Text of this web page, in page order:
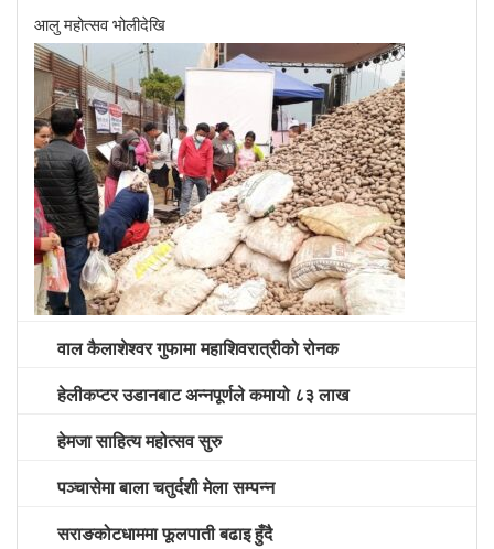
आलु महोत्सव भोलीदेखि
वाल कैलाशेश्वर गुफामा महाशिवरात्रीको रोनक
हेलीकप्टर उडानबाट अन्नपूर्णले कमायो ८३ लाख
हेमजा साहित्य महोत्सव सुरु
पञ्चासेमा बाला चतुर्दशी मेला सम्पन्न
सराङकोटधाममा फूलपाती बढाइ हुँदै